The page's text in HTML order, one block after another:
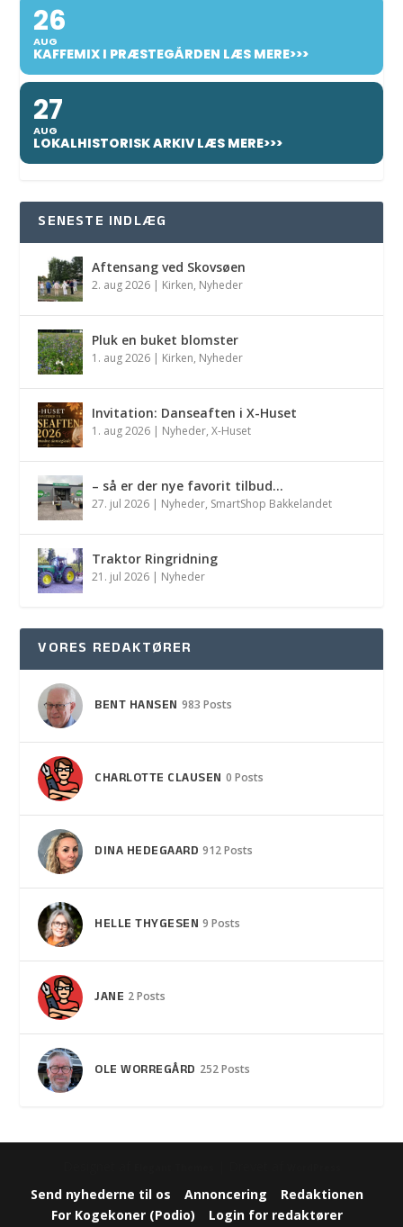
26
AUG
KAFFEMIX I PRÆSTEGÅRDEN LÆS MERE>>>
27
AUG
LOKALHISTORISK ARKIV LÆS MERE>>>
SENESTE INDLÆG
Aftensang ved Skovsøen
2. aug 2026 | Kirken, Nyheder
Pluk en buket blomster
1. aug 2026 | Kirken, Nyheder
Invitation: Danseaften i X-Huset
1. aug 2026 | Nyheder,X-Huset
– så er der nye favorit tilbud…
27. jul 2026 | Nyheder, SmartShop Bakkelandet
Traktor Ringridning
21. jul 2026 | Nyheder
VORES REDAKTØRER
BENT HANSEN 983 Posts
CHARLOTTE CLAUSEN 0 Posts
DINA HEDEGAARD 912 Posts
HELLE THYGESEN 9 Posts
JANE 2 Posts
OLE WORREGÅRD 252 Posts
Send nyhederne til os Annoncering
Redaktionen
For Kogekoner (Podio)
Login for redaktører